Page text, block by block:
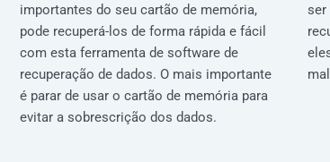
importantes do seu cartão de memória,
pode recuperá-los de forma rápida e fácil
com esta ferramenta de software de
recuperação de dados. O mais importante
é parar de usar o cartão de memória para
evitar a sobrescrição dos dados.
ser